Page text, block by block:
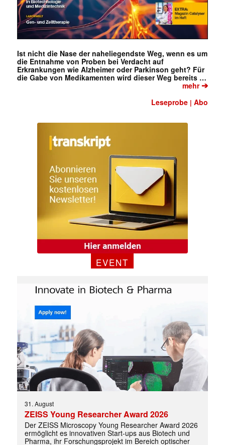
Ist nicht die Nase der naheliegendste Weg, wenn es um
die Entnahme von Proben bei Verdacht auf
Erkrankungen wie Alzheimer oder Parkinson geht? Für
die Gabe von Medikamenten wird dieser Weg bereits …
mehr➔
Leseprobe |Abo
EVENT
31. August
ZEISS Young Researcher Award 2026
Der ZEISS Microscopy Young Researcher Award 2026
ermöglicht es innovativen Start-ups aus Biotech und
Pharma, ihr Forschungsprojekt im Bereich optischer